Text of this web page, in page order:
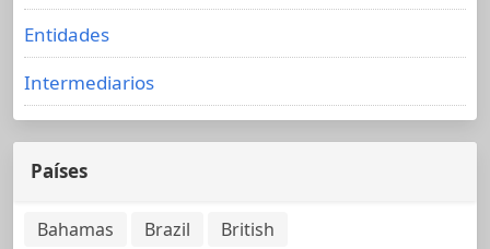
Entidades
Intermediarios
Países
Bahamas Brazil
British